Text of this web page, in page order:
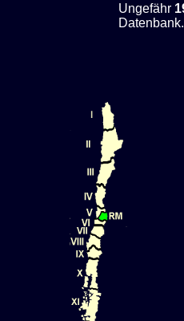
Ungefähr
Datenbank.